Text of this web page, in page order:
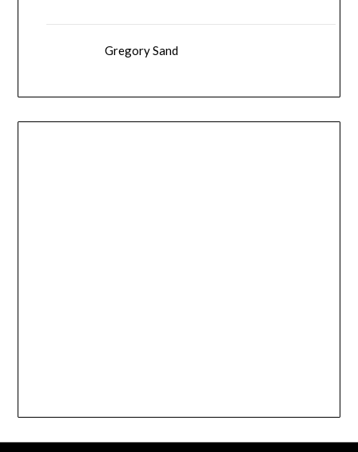
Gregory Sand